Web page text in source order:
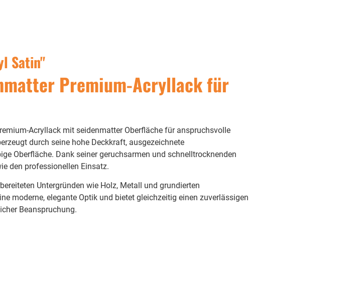
Satin"
Premium-Acryllack für
Acryllack mit seidenmatter Oberfläche für anspruchsvolle
durch seine hohe Deckkraft, ausgezeichnete
Oberfläche. Dank seiner geruchsarmen und schnelltrocknenden
den professionellen Einsatz.
Untergründen wie Holz, Metall und grundierten
moderne, elegante Optik und bietet gleichzeitig einen zuverlässigen
Beanspruchung.